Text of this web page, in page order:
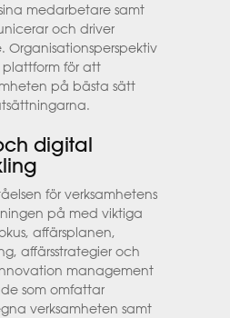
medarbetare samt
och driver
Organisationsperspektiv
plattform för att
på bästa sätt
digital
för verksamhetens
på med viktiga
affärsplanen,
affärsstrategier och
management
som omfattar
verksamheten samt